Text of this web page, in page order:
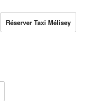
Réserver Taxi Mélisey